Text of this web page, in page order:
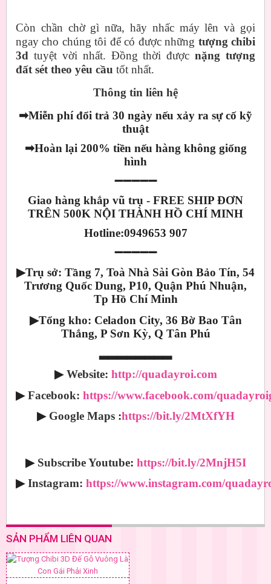
Còn chần chờ gì nữa, hãy nhấc máy lên và gọi
ngay cho chúng tôi để có được những tượng chibi
3d tuyệt vời nhất. Đồng thời đượcnặng tượng
đất sét theo yêu cầu tốt nhất.
Thông tin liên hệ
➡Miễn phí đổi trả 30 ngày nếu xảy ra sự cố kỹ
thuật
➡Hoàn lại 200% tiền nếu hàng không giống
hình
➖➖➖➖➖
Giao hàng khắp vũ trụ - FREE SHIP ĐƠN
TRÊN 500K NỘI THÀNH HỒ CHÍ MINH
Hotline:0949653 907
➖➖➖➖➖
▶Trụ sở: Tầng 7, Toà Nhà Sài Gòn Bảo Tín, 54
Trương Quốc Dung, P10, Quận Phú Nhuận,
Tp Hồ Chí Minh
▶Tổng kho: Celadon City, 36 Bờ Bao Tân
Thắng, P Sơn Kỳ, Q Tân Phú
▂▂▂▂▂▂▂▂
▶ Website: http://quadayroi.com
▶ Facebook: https://www.facebook.com/
▶ Google Maps :https://bit.ly/2MtXfYH
▶ Subscribe Youtube: https://bit.ly/2MnjH5I
▶ Instagram: https://www.instagram.com/
SẢN PHẨM LIÊN QUAN